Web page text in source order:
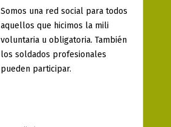
Somos una red social para todos
aquellos que hicimos la mili
voluntaria u obligatoria. También
los soldados profesionales
pueden participar.